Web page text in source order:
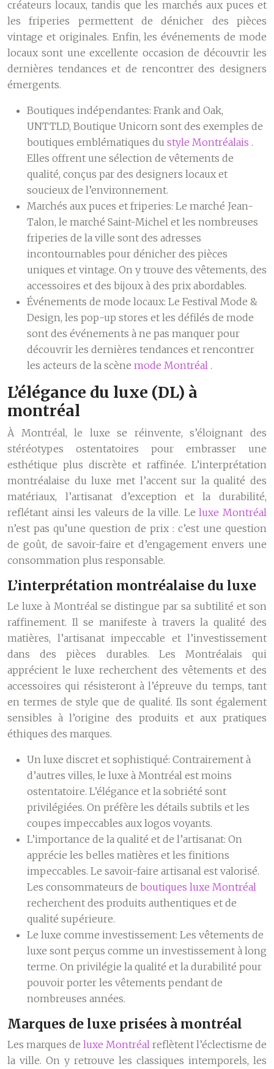
créateurs locaux, tandis que les marchés aux puces et
les friperies permettent de dénicher des pièces
vintage et originales. Enfin, les événements de mode
locaux sont une excellente occasion de découvrir les
dernières tendances et de rencontrer des designers
émergents.
Boutiques indépendantes: Frank and Oak,
UNTTLD, Boutique Unicorn sont des exemples de
boutiques emblématiques du style Montréalais .
Elles offrent une sélection de vêtements de
qualité, conçus par des designers locaux et
soucieux de l’environnement.
Marchés aux puces et friperies: Le marché Jean-
Talon, le marché Saint-Michel et les nombreuses
friperies de la ville sont des adresses
incontournables pour dénicher des pièces
uniques et vintage. On y trouve des vêtements, des
accessoires et des bijoux à des prix abordables.
Événements de mode locaux: Le Festival Mode &
Design, les pop-up stores et les défilés de mode
sont des événements à ne pas manquer pour
découvrir les dernières tendances et rencontrer
les acteurs de la scène mode Montréal .
L’élégance du luxe (DL) à
montréal
À Montréal, le luxe se réinvente, s’éloignant des
stéréotypes ostentatoires pour embrasser une
esthétique plus discrète et raffinée. L’interprétation
montréalaise du luxe met l’accent sur la qualité des
matériaux, l’artisanat d’exception et la durabilité,
reflétant ainsi les valeurs de la ville. Leluxe Montréal
n’est pas qu’une question de prix : c’est une question
de goût, de savoir-faire et d’engagement envers une
consommation plus responsable.
L’interprétation montréalaise du luxe
Le luxe à Montréal se distingue par sa subtilité et son
raffinement. Il se manifeste à travers la qualité des
matières, l’artisanat impeccable et l’investissement
dans des pièces durables. Les Montréalais qui
apprécient le luxe recherchent des vêtements et des
accessoires qui résisteront à l’épreuve du temps, tant
en termes de style que de qualité. Ils sont également
sensibles à l’origine des produits et aux pratiques
éthiques des marques.
Un luxe discret et sophistiqué: Contrairement à
d’autres villes, le luxe à Montréal est moins
ostentatoire. L’élégance et la sobriété sont
privilégiées. On préfère les détails subtils et les
coupes impeccables aux logos voyants.
L’importance de la qualité et de l’artisanat: On
apprécie les belles matières et les finitions
impeccables. Le savoir-faire artisanal est valorisé.
Les consommateurs de boutiques luxe Montréal
recherchent des produits authentiques et de
qualité supérieure.
Le luxe comme investissement: Les vêtements de
luxe sont perçus comme un investissement à long
terme. On privilégie la qualité et la durabilité pour
pouvoir porter les vêtements pendant de
nombreuses années.
Marques de luxe prisées à montréal
Les marques de luxe Montréal reflètent l’éclectisme de
la ville. On y retrouve les classiques intemporels, les